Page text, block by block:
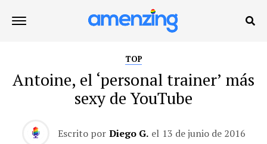
TOP
Antoine, el ‘personal trainer’ más
sexy de YouTube
Escrito por Diego G. el 13 de junio de 2016